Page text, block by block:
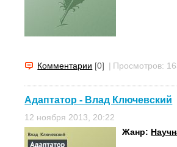
Комментарии [0] | Просмотров:
Адаптатор - Влад Ключевский
12 ноября 2013, 20:22
Жанр: